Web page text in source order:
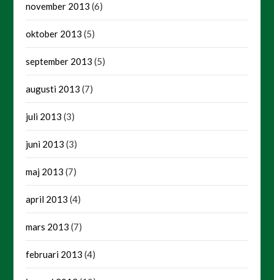
november 2013 (6)
oktober 2013 (5)
september 2013 (5)
augusti 2013 (7)
juli 2013 (3)
juni 2013 (3)
maj 2013 (7)
april 2013 (4)
mars 2013 (7)
februari 2013 (4)